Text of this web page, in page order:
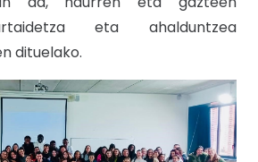
eta ahalduntzea
dituelako.